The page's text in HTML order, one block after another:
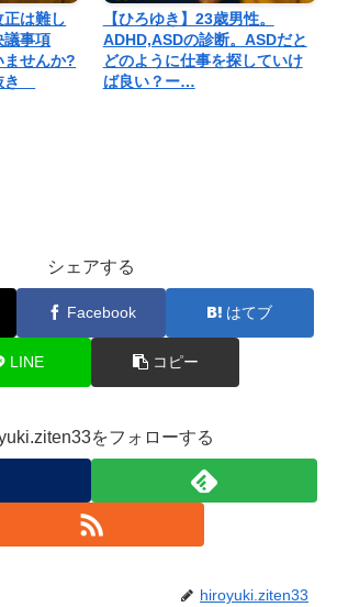
正は難し
議事項
ませんか?
き
【ひろゆき】23歳男性。
ADHD,ASDの診断。ASDだと
どのように仕事を探していけ
ば良い？ー…
シェアする
Facebook はてブ
LINE コピー
をフォローする
hiroyuki.ziten33